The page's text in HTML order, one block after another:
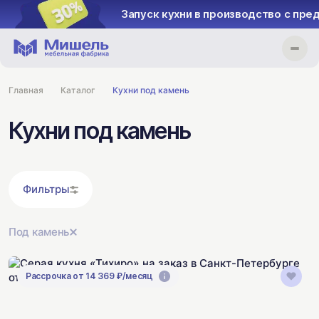
Запуск кухни в производство с предоплатой 30%
Главная Каталог Кухни под камень
Кухни под камень
Фильтры
Под камень
Рассрочка от 14 369 ₽/месяц